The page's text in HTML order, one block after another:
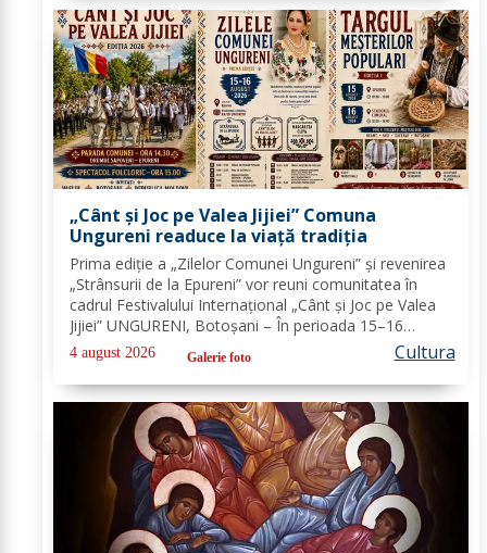
„Cânt și Joc pe Valea Jijiei” Comuna
Ungureni readuce la viață tradiția
Prima ediție a „Zilelor Comunei Ungureni” și revenirea
„Strânsurii de la Epureni” vor reuni comunitatea în
cadrul Festivalului Internațional „Cânt și Joc pe Valea
Jijiei” UNGURENI, Botoșani – În perioada 15–16
august 2026, comuna Ungureni va găzdui unul dintre
cele mai ample evenimente culturale...
4 august 2026 Galerie foto Cultura